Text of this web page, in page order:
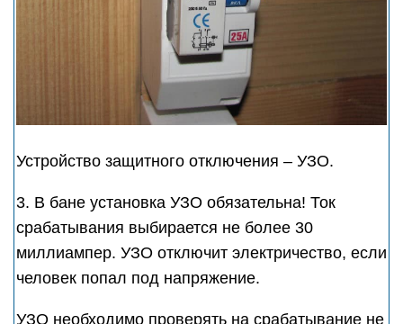
Устройство защитного отключения – УЗО.
3. В бане установка УЗО обязательна! Ток
срабатывания выбирается не более 30
миллиампер. УЗО отключит электричество, если
человек попал под напряжение.
УЗО необходимо проверять на срабатывание не